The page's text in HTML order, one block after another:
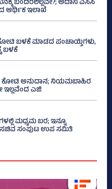
ಬಂದಿರಲಿಲ್ಲವೇ?; ಅದಾನಿ ಎಸಿಸಿ
ಆರ್ಥಿಕ ಇಲಾಖೆ
ಬಳಕೆ ಮಾಡದ ಪಂಚಾಯ್ತಿಗಳು,
ಬಳಕೆ
ಕೋಟಿ ಅನುದಾನ; ನಿಯಮಬಾಹಿರ
ಇಲ್ಲವೆಂದ ಎಜಿ
ಮಧ್ಯಮ ಬರ; ಇನ್ನೂ
ಸಂಪುಟ ಉಪ ಸಮಿತಿ